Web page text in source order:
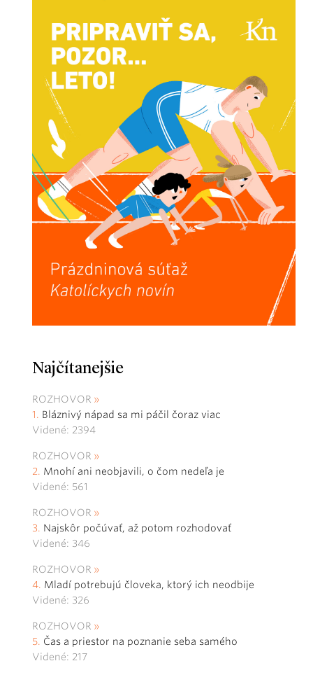
Najčítanejšie
ROZHOVOR
Bláznivý nápad sa mi páčil čoraz viac
Videné: 2394
ROZHOVOR
Mnohí ani neobjavili, o čom nedeľa je
Videné: 561
ROZHOVOR
Najskôr počúvať, až potom rozhodovať
Videné: 346
ROZHOVOR
Mladí potrebujú človeka, ktorý ich neodbije
Videné: 326
ROZHOVOR
Čas a priestor na poznanie seba samého
Videné: 217